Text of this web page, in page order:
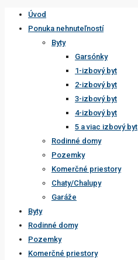
Úvod
Ponuka nehnuteľností
Byty
Garsónky
1-izbový byt
2-izbový byt
3-izbový byt
4-izbový byt
5 a viac izbový byt
Rodinné domy
Pozemky
Komerčné priestory
Chaty/Chalupy
Garáže
Byty
Rodinné domy
Pozemky
Komerčné priestory